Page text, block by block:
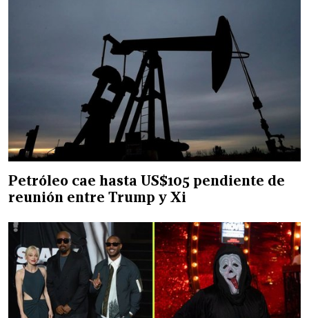
Petróleo cae hasta US$105 pendiente de
reunión entre Trump y Xi